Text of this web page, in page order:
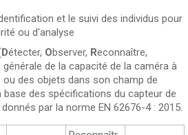
et le suivi des individus pour
ou d'analyse
Détecter, Observer, Reconnaître,
de la capacité de la caméra à
des objets dans son champ de
base des spécifications du capteur de
par la norme EN 62676-4 : 2015.